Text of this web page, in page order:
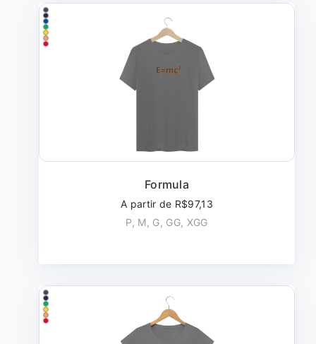
Formula
A partir de R$97,13
P, M, G, GG, XGG